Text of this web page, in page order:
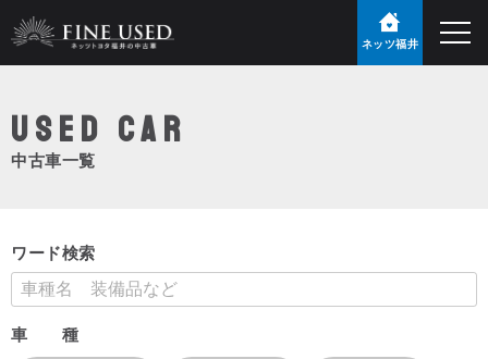
ネッツ福井
USED Car
中古車一覧
ワード検索
車 種